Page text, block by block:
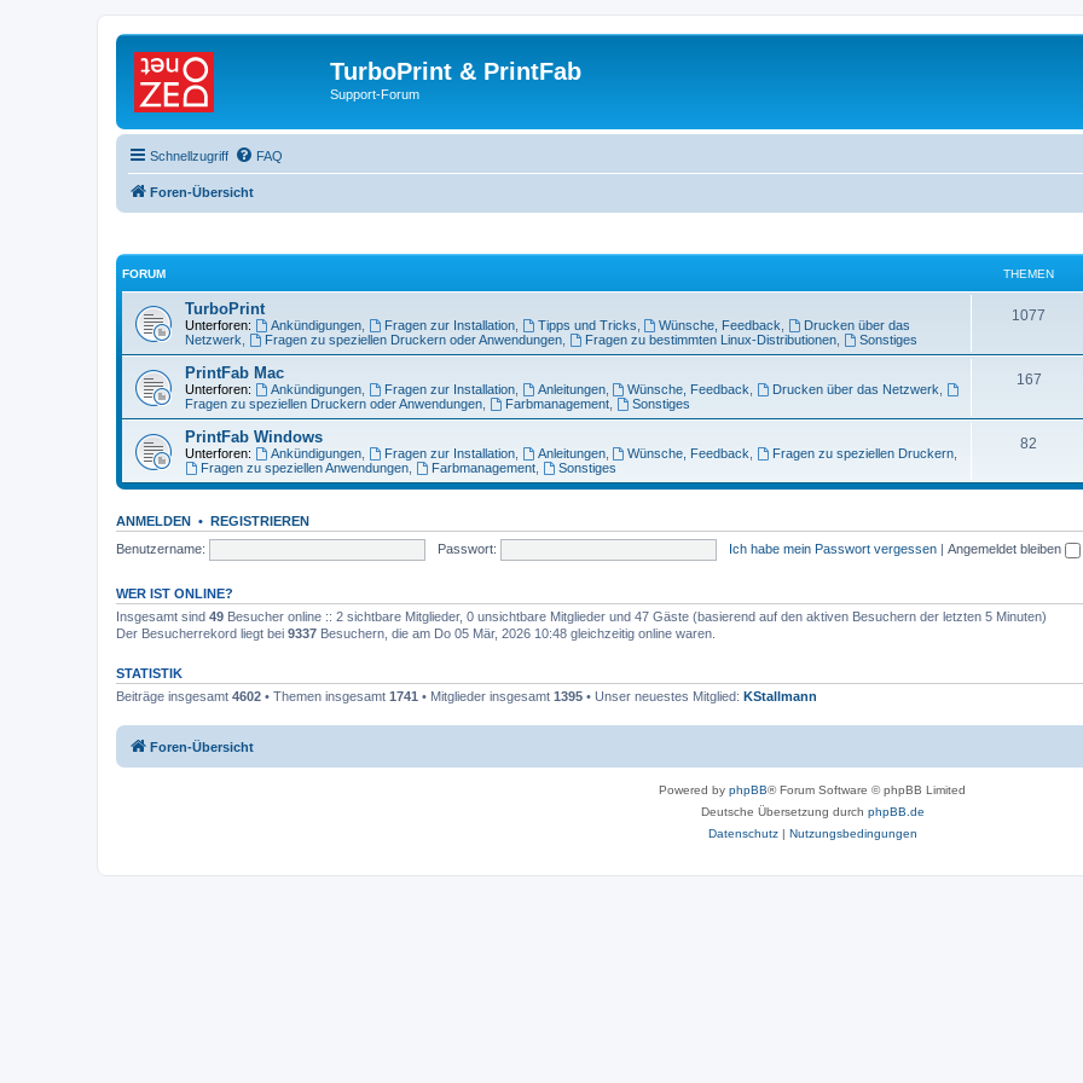
TurboPrint & PrintFab
Support-Forum
Schnellzugriff FAQ
Foren-Übersicht
FORUM THEMEN
TurboPrint
Unterforen: Ankündigungen, Fragen zur Installation, Tipps und Tricks Wünsche, Feedback
Drucken über das
Netzwerk
Fragen zu speziellen Druckern oder Anwendungen, Fragen zu bestimmten Linux-Distributionen, Sonstiges
1077
PrintFab Mac
Unterforen: Ankündigungen, Fragen zur Installation, Anleitungen, Wünsche, Feedback Drucken über das Netzwerk
Fragen zu speziellen Druckern oder Anwendungen
Farbmanagement, Sonstiges
167
PrintFab Windows
Unterforen: Ankündigungen, Fragen zur Installation, Anleitungen, Wünsche, Feedback Fragen zu speziellen Druckern
Fragen zu speziellen Anwendungen, Farbmanagement, Sonstiges
82
ANMELDEN • REGISTRIEREN
Benutzername:
Passwort: Ich habe mein Passwort vergessen | Angemeldet bleiben
WER IST ONLINE?
Insgesamt sind 49 Besucher online :: 2 sichtbare Mitglieder, 0 unsichtbare Mitglieder und 47 Gäste (basierend auf den aktiven Besuchern der letzten 5 Minuten)
Der Besucherrekord liegt bei 9337 Besuchern, die am Do 05 Mär, 2026 10:48 gleichzeitig online waren.
STATISTIK
Beiträge insgesamt 4602 • Themen insgesamt 1741 • Mitglieder insgesamt 1395 • Unser neuestes Mitglied: KStallmann
Foren-Übersicht
Powered by phpBB® Forum Software © phpBB Limited
Deutsche Übersetzung durch phpBB.de
Datenschutz| Nutzungsbedingungen